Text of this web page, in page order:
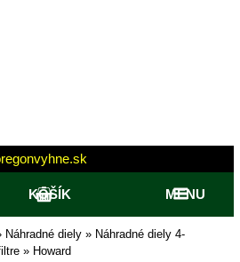
KOŠÍK MENU
Náhradné diely » Náhradné diely 4-
» Howard